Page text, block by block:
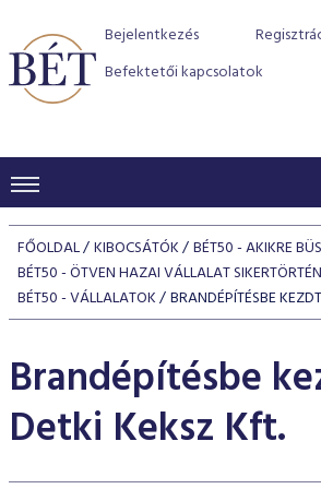
Bejelentkezés
Befektetői kapcsolatok
KERESKEDÉSI ADATOK
INDEXEK
Részvényindexek
Kötvényindexek
Jelzáloglevél indexek
Vállalati kötvény indexek
Piaci forgalom
Kedvenc instrumentumok
Azonnali Piac
BEFEKTETŐK
Termékcsoportok
Indexek
Részvény szekció
Szabályozás
BÉT szabályzatok
Alkalmazott díjstruktúra
Részvény és vállalati kötvény
program
TŐZSDETAGOK
Tőzsdetagok, üzletkötők
VENDOROK
FŐOLDAL KIBOCSÁTÓK
BÉT50 - AKIKRE
BÉT50 - ÖTVEN HAZAI VÁLLALAT
BÉT50 - VÁLLALATOK
BRANDÉPÍTÉSBE
Brandépítésbe
Detki Keksz Kft.